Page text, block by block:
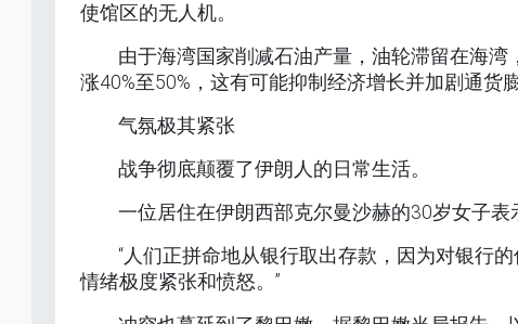
使馆区的无人机。
由于海湾国家削减石油产量，油轮滞留在海
涨40%至50%，这有可能抑制经济增长并加剧通货膨
气氛极其紧张
战争彻底颠覆了伊朗人的日常生活。
一位居住在伊朗西部克尔曼沙赫的30岁女子表
“人们正拼命地从银行取出存款，因为对银行
情绪极度紧张和愤怒。”